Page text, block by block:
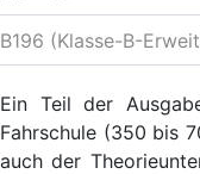
B196 (Klasse-B-
Ein Teil der
Fahrschule (350 bis
auch der